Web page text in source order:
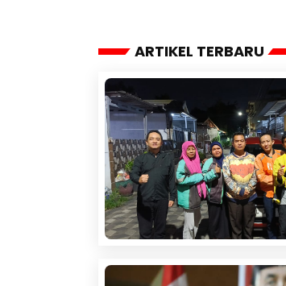
ARTIKEL TERBARU